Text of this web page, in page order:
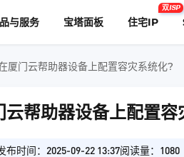
与服务 宝塔面板 住宅IP
双ISP
厦门云帮助器设备上配置容灾系统化?
云帮助器设备上配置容
布时间：2025-09-22 13:37阅读量：1080